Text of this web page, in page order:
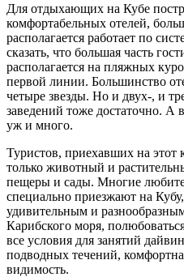
Для отдыхающих на Кубе
комфортабельных отелей,
располагается работает по
сказать, что большая часть
располагается на пляжных
первой линии. Большинство
четыре звезды. Но и двух-, и
заведений тоже достаточно. А
уж и много.
Туристов, приехавших на этот
только животный и
пещеры и сады. Многие
специально приезжают на
удивительным и
Карибского моря,
все условия для занятий
подводных течений,
видимость.